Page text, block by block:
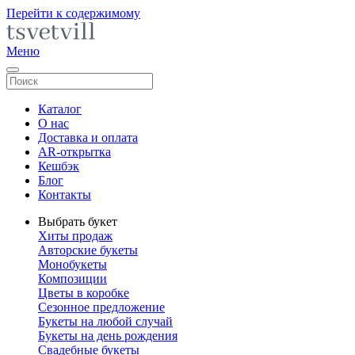
Перейти к содержимому
Меню
Каталог
О нас
Доставка и оплата
AR-открытка
Кешбэк
Блог
Контакты
Выбрать букет
Хиты продаж
Авторские букеты
Монобукеты
Композиции
Цветы в коробке
Сезонное предложение
Букеты на любой случай
Букеты на день рождения
Свадебные букеты